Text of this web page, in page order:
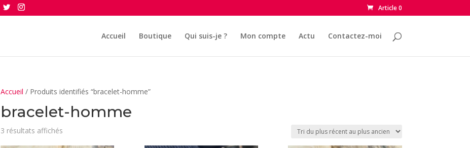
Article 0
Accueil Boutique Qui suis-je ? Mon compte Actu Contactez-moi
Accueil / Produits identifiés “bracelet-homme”
bracelet-homme
3 résultats affichésTrié